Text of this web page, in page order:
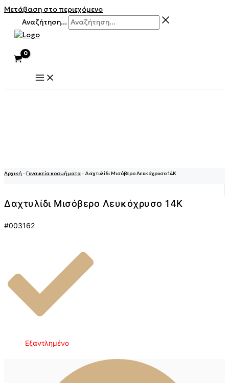
Μετάβαση στο περιεχόμενο
Αναζήτηση...
Αρχική -Γυναικεία κοσμήματα- Δαχτυλίδι Μισόβερο Λευκόχρυσο 14Κ
Δαχτυλίδι Μισόβερο Λευκόχρυσο 14Κ
#003162
Εξαντλημένο